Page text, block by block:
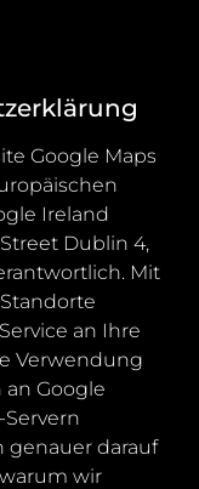
Google Maps
Ireland
Dublin 4,
Mit
an Ihre
Verwendung
Google
genauer darauf
wir